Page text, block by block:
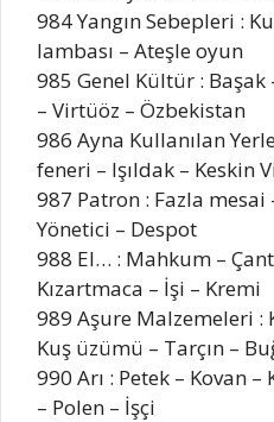
984 Yangın Sebepleri :
lambası – Ateşle oyun
985 Genel Kültür : Başak
– Virtüöz – Özbekistan
986 Ayna Kullanılan
feneri – Işıldak – Keskin
987 Patron : Fazla
Yönetici – Despot
988 El… : Mahkum –
Kızartmaca – İşi – Kremi
989 Aşure Malzemeleri :
Kuş üzümü – Tarçın –
990 Arı : Petek – Kovan –
– Polen – İşçi